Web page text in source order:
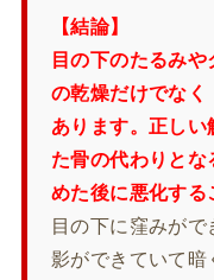
【結論】
目の下のたるみ
の乾燥だけでなく
あります。正しい
た骨の代わりと
めた後に悪化する
目の下に窪みが
影ができていて暗